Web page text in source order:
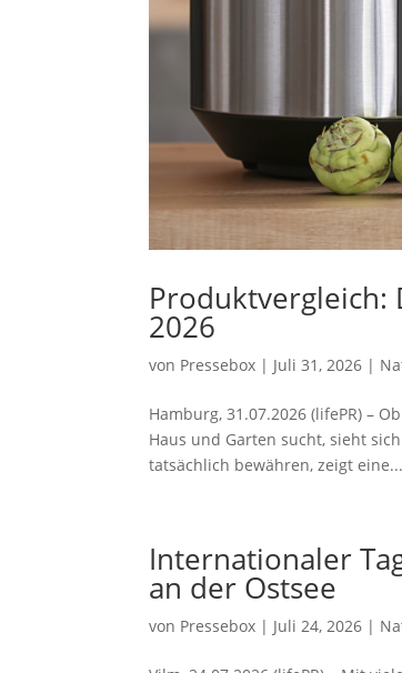
Produktvergleich:
2026
von Pressebox | Juli 31, 2026 |
Hamburg, 31.07.2026 (lifePR) –
Haus und Garten sucht, sieht
tatsächlich bewähren, zeigt eine...
Internationaler
an der Ostsee
von Pressebox | Juli 24, 2026 |